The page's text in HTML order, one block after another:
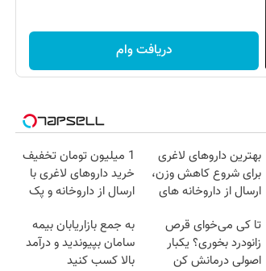
دریافت وام
بهترین داروهای لاغری
برای شروع کاهش وزن،
ارسال از داروخانه های
1 میلیون تومان تخفیف
خرید داروهای لاغری با
ارسال از داروخانه و پک
تا کی می‌خوای قرص
زانودرد بخوری؟ یکبار
اصولی درمانش کن
به جمع بازاریابان بیمه
سامان بپیوندید و درآمد
بالا کسب کنید
روزنامه‌های اقتصادی شنبه ۱۷ مرداد ۱۴۰۵